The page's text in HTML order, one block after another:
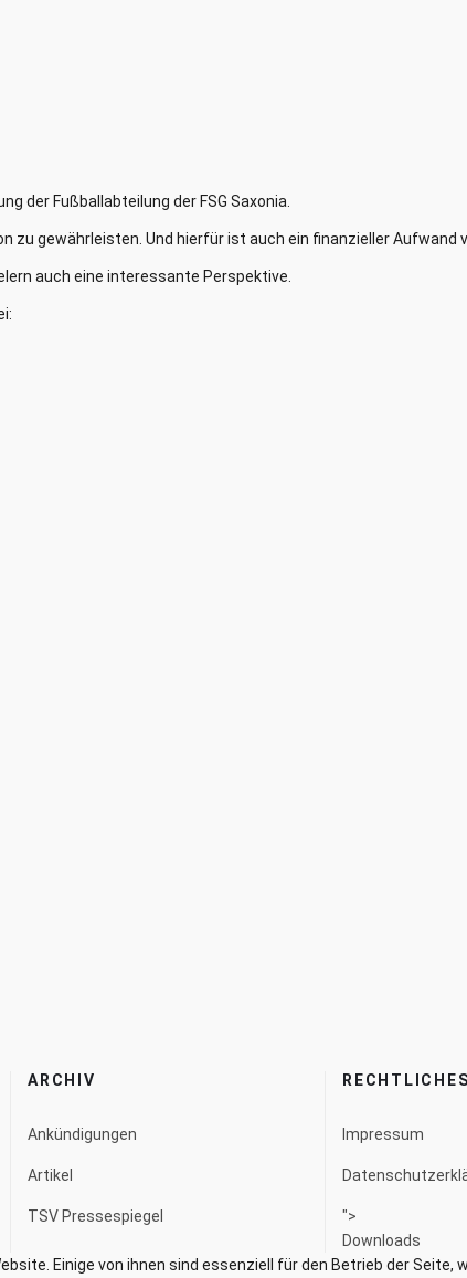
der Fußballabteilung der FSG Saxonia.
zu gewährleisten. Und hierfür ist auch ein finanzieller Aufwand
auch eine interessante Perspektive.
ARCHIV
Ankündigungen
Artikel
TSV Pressespiegel
RECHTLICHES
Impressum
">
Downloads
Einige von ihnen sind essenziell für den Betrieb der